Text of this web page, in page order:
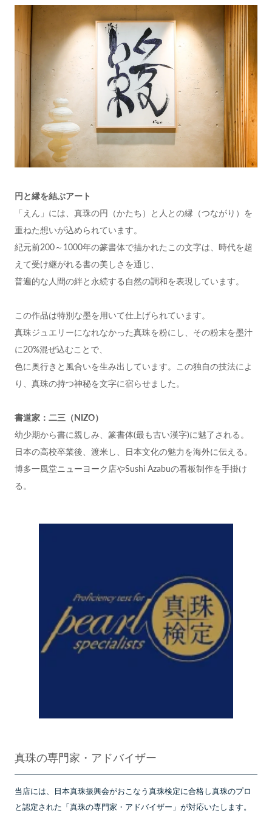
円と縁を結ぶアート
「えん」には、真珠の円（かたち）と人との縁（つながり）を
重ねた想いが込められています。
紀元前200～1000年の篆書体で描かれたこの文字は、時代を超
えて受け継がれる書の美しさを通じ、
普遍的な人間の絆と永続する自然の調和を表現しています。
この作品は特別な墨を用いて仕上げられています。
真珠ジュエリーになれなかった真珠を粉にし、その粉末を墨汁
に20%混ぜ込むことで、
色に奥行きと風合いを生み出しています。この独自の技法によ
り、真珠の持つ神秘を文字に宿らせました。
書道家：二三（NIZO）
幼少期から書に親しみ、篆書体(最も古い漢字)に魅了される。
日本の高校卒業後、渡米し、日本文化の魅力を海外に伝える。
博多一風堂ニューヨーク店やSushi Azabuの看板制作を手掛け
る。
真珠の専門家・アドバイザー
当店には、日本真珠振興会がおこなう真珠検定に合格し真珠のプロ
と認定された「真珠の専門家・アドバイザー」が対応いたします。